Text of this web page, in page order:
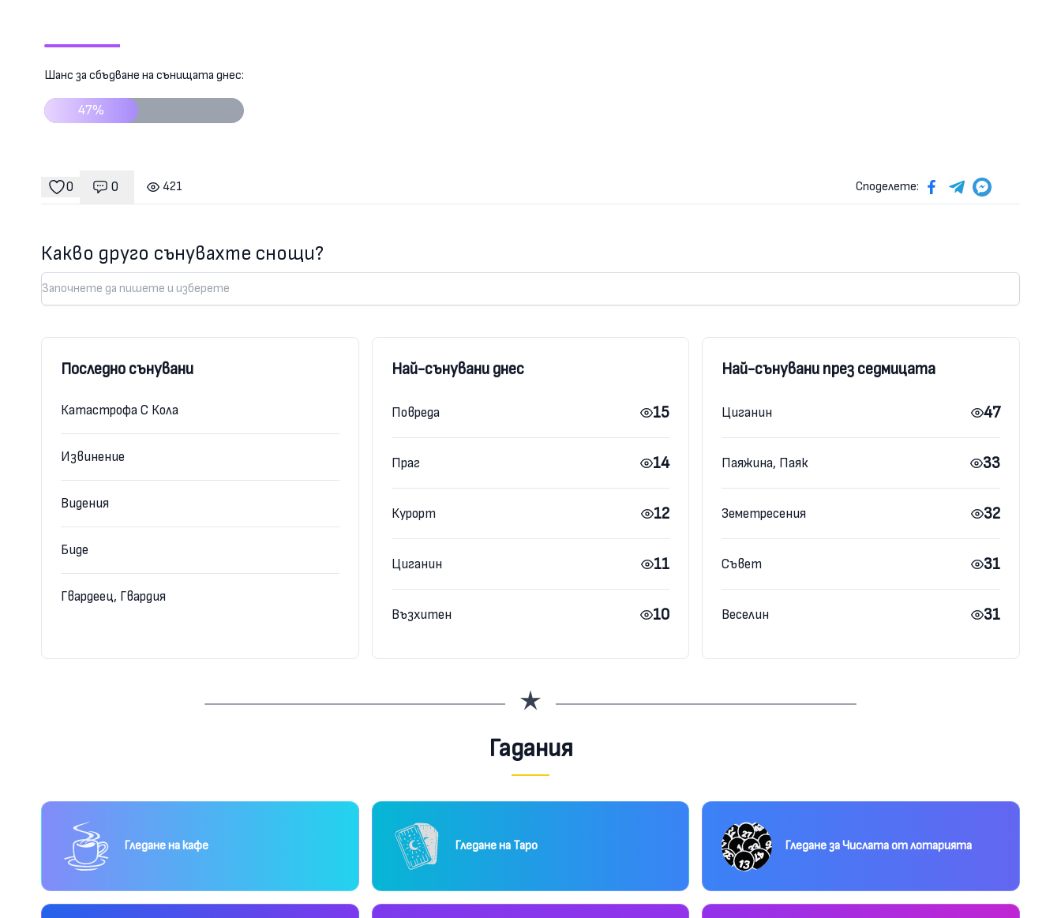
Шанс за сбъдване на сънищата днес:
47%
0
харесвания
0
Коментари
421
гледания
Споделете:
Какво друго сънувахте снощи?
Последно сънувани
Катастрофа С Кола
Извинение
Видения
Биде
Гвардеец, Гвардия
Най-сънувани днес
Повреда 15
Праг 14
Курорт 12
Циганин 11
Възхитен 10
Най-сънувани през седмицата
Циганин 47
Паяжина, Паяк 33
Земетресения 32
Съвет 31
Веселин 31
Гадания
Гледане на кафе Гледане на Таро Гледане за Числата от лотарията